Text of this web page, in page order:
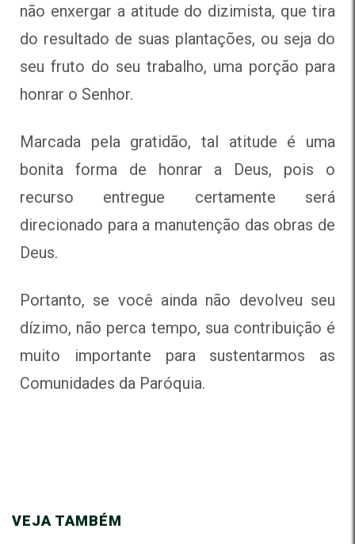
não enxergar a atitude do dizimista, que tira
do resultado de suas plantações, ou seja do
seu fruto do seu trabalho, uma porção para
honrar o Senhor.
Marcada pela gratidão, tal atitude é uma
bonita forma de honrar a Deus, pois o
recurso entregue certamente será
direcionado para a manutenção das obras de
Deus.
Portanto, se você ainda não devolveu seu
dízimo, não perca tempo, sua contribuição é
muito importante para sustentarmos as
Comunidades da Paróquia.
VEJA TAMBÉM